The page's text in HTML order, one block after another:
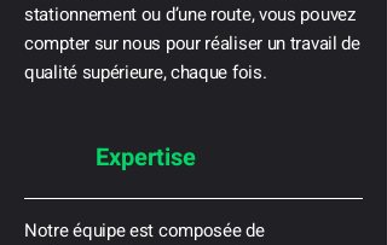
stationnement ou d’une route, vous pouvez
compter sur nous pour réaliser un travail de
qualité supérieure, chaque fois.
Expertise
Notre équipe est composée de